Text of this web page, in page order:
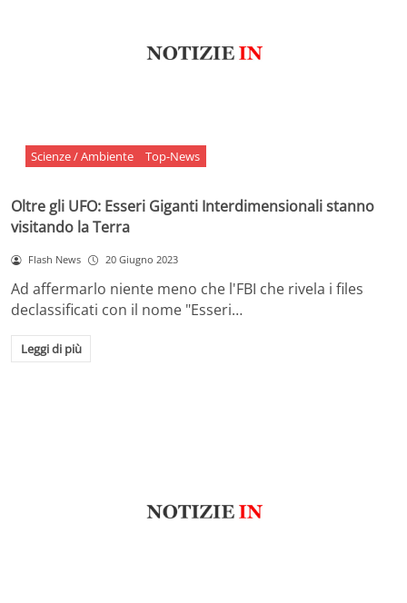
Scienze / Ambiente Top-News
Oltre gli UFO: Esseri Giganti Interdimensionali stanno
visitando la Terra
Flash News 20 Giugno 2023
Ad affermarlo niente meno che l'FBI che rivela i files
declassificati con il nome "Esseri…
Leggi di più